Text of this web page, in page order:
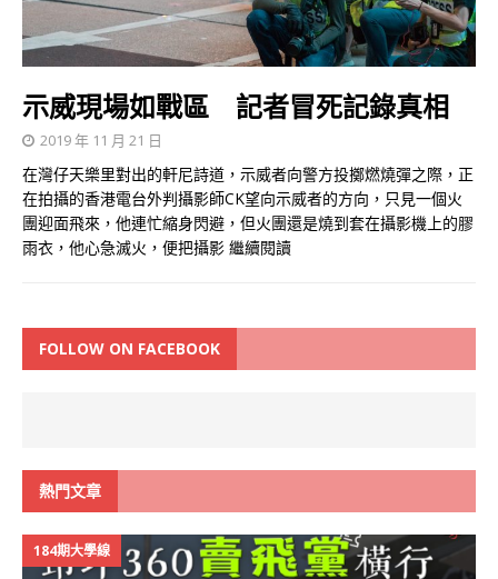
示威現場如戰區 記者冒死記錄真相
2019 年 11 月 21 日
在灣仔天樂里對出的軒尼詩道，示威者向警方投擲燃燒彈之際，正
在拍攝的香港電台外判攝影師CK望向示威者的方向，只見一個火
團迎面飛來，他連忙縮身閃避，但火團還是燒到套在攝影機上的膠
雨衣，他心急滅火，便把攝影 繼續閱讀
FOLLOW ON FACEBOOK
熱門文章
184期大學線